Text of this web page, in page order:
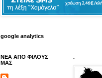
google analytics
ΝΕΑ ΑΠΟ ΦΙΛΟΥΣ
ΜΑΣ
.